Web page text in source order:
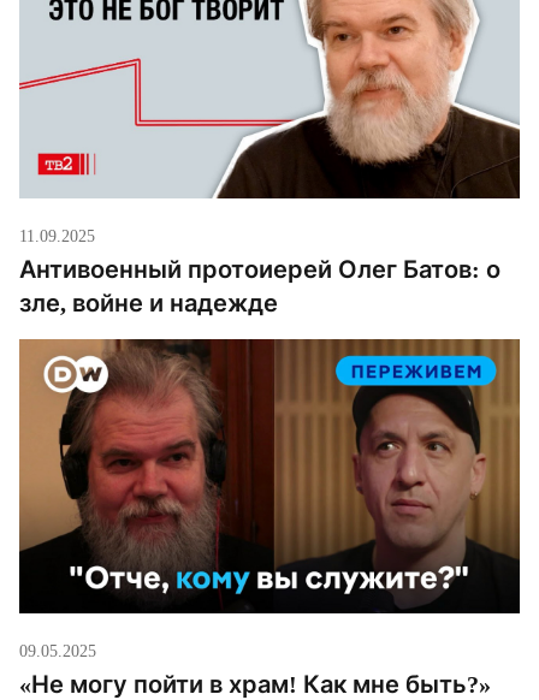
11.09.2025
Антивоенный протоиерей Олег Батов: о
зле, войне и надежде
09.05.2025
«Не могу пойти в храм! Как мне быть?»